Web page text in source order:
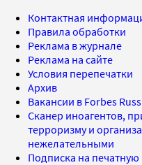
Контактная
Правила обработки
Реклама в журнале
Реклама на сайте
Условия перепечатки
Архив
Вакансии в Forbes
Сканер иноагентов,
терроризму и
нежелательными
Подписка на